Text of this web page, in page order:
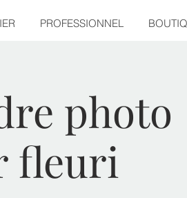
PROFESSIONNEL
photo
fleuri